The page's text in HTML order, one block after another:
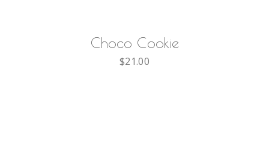
Choco Cookie
$21.00